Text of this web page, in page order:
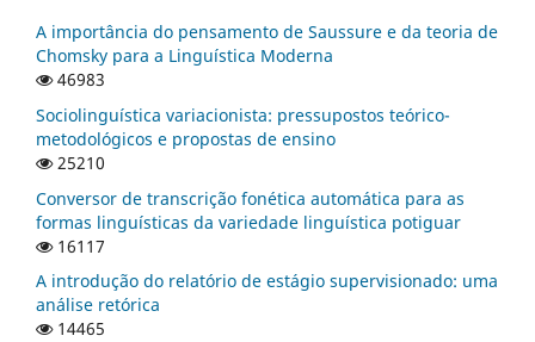
A importância do pensamento de Saussure e da teoria de
Chomsky para a Linguística Moderna
46983
Sociolinguística variacionista: pressupostos teórico-
metodológicos e propostas de ensino
25210
Conversor de transcrição fonética automática para as
formas linguísticas da variedade linguística potiguar
16117
A introdução do relatório de estágio supervisionado: uma
análise retórica
14465